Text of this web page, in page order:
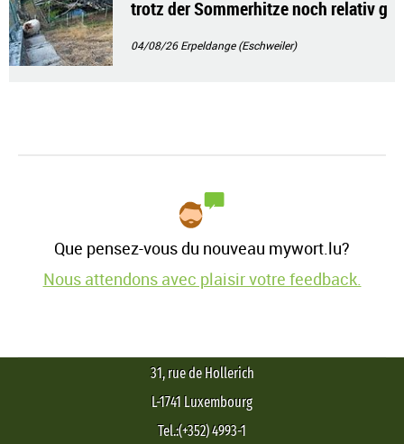
trotz der Sommerhitze noch relativ g
04/08/26Erpeldange (Eschweiler)
Que pensez-vous du nouveau mywort.lu?
Nous attendons avec plaisir votre feedback.
31, rue de Hollerich
L-1741 Luxembourg
Tel.:(+352) 4993-1